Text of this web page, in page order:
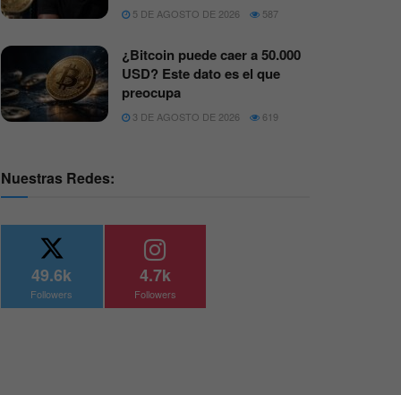
5 DE AGOSTO DE 2026 587
¿Bitcoin puede caer a 50.000
USD? Este dato es el que
preocupa
3 DE AGOSTO DE 2026 619
Nuestras Redes:
49.6k
Followers
4.7k
Followers